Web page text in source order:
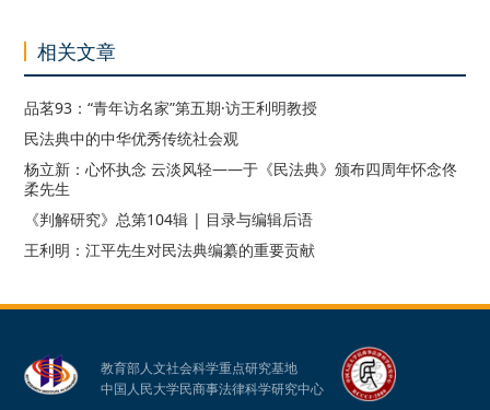
相关文章
品茗93：“青年访名家”第五期·访王利明教授
民法典中的中华优秀传统社会观
杨立新：心怀执念 云淡风轻——于《民法典》颁布四周年怀念佟
柔先生
《判解研究》总第104辑 | 目录与编辑后语
王利明：江平先生对民法典编纂的重要贡献
教育部人文社会科学重点研究基地
中国人民大学民商事法律科学研究中心